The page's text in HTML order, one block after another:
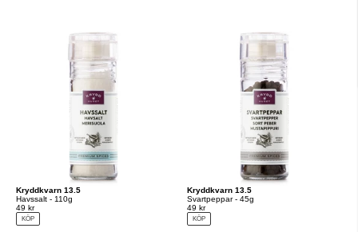
Kryddkvarn 13.5
Havssalt - 110g
49 kr
KÖP
Kryddkvarn 13.5
Svartpeppar - 45g
49 kr
KÖP